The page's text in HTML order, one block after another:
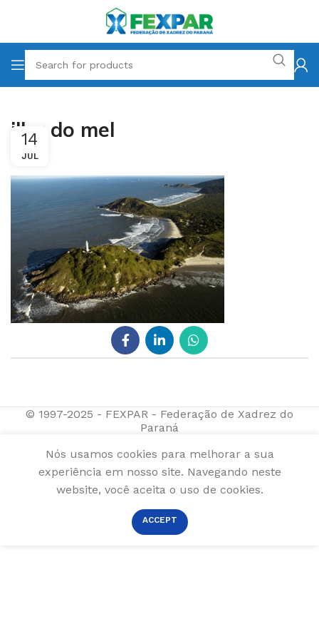
ilha do mel
14
JUL
© 1997-2025 - FEXPAR - Federação de Xadrez do
Paraná
Nós usamos cookies para melhorar a sua
experiência em nosso site. Navegando neste
website, você aceita o uso de cookies.
ACCEPT